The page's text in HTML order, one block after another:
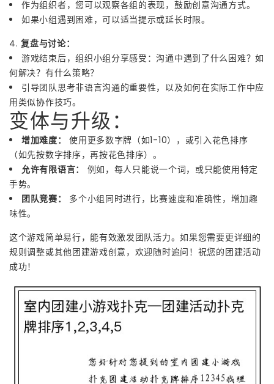
作为组织者，您可以观察各组的表现，鼓励创意沟通方式。
如果小组遇到困难，可以适当提示或延长时限。
4.复盘与讨论：
游戏结束后，组织小组分享感受：沟通中遇到了什么困难？如
何解决？有什么策略？
引导团队思考非语言沟通的重要性，以及如何在实际工作中应
用类似协作技巧。
变体与升级：
增加难度：
使用更多数字牌（如1-10），或引入花色排序
（如先按数字排序，再按花色排序）。
允许有限语言：
例如，每人只能说一个词，或只能使用特定
手势。
团队竞赛：
多个小组同时进行，比赛速度和准确性，增加趣
味性。
这个游戏简单易行，能有效激发团队活力。如果您需要更详细的
规则调整或其他团建游戏创意，欢迎随时追问！祝您的团建活动
成功！